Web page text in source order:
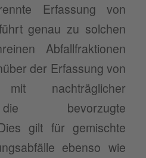
Erfassung von
genau zu solchen
Abfallfraktionen
der Erfassung von
mit nachträglicher
bevorzugte
gilt für gemischte
ebenso wie